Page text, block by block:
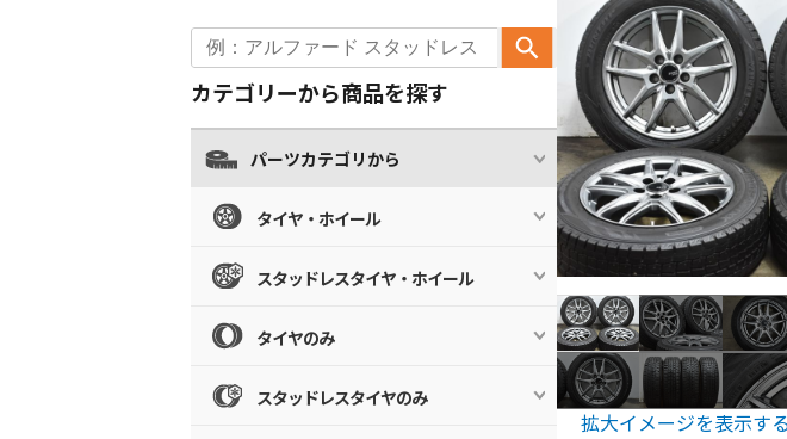
拡大イメージを表示する
カテゴリーから商品を探す
パーツカテゴリから
タイヤ・ホイール
スタッドレスタイヤ・ホイール
タイヤのみ
スタッドレスタイヤのみ